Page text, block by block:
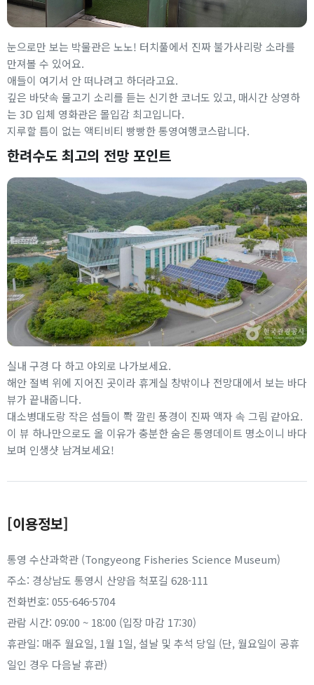
눈으로만 보는 박물관은 노노! 터치풀에서 진짜 불가사리랑 소라를
만져볼 수 있어요.
애들이 여기서 안 떠나려고 하더라고요.
깊은 바닷속 물고기 소리를 듣는 신기한 코너도 있고, 매시간 상영하
는 3D 입체 영화관은 몰입감 최고입니다.
지루할 틈이 없는 액티비티 빵빵한 통영여행코스랍니다.
한려수도 최고의 전망 포인트
실내 구경 다 하고 야외로 나가보세요.
해안 절벽 위에 지어진 곳이라 휴게실 창밖이나 전망대에서 보는 바다
뷰가 끝내줍니다.
대소병대도랑 작은 섬들이 쫙 깔린 풍경이 진짜 액자 속 그림 같아요.
이 뷰 하나만으로도 올 이유가 충분한 숨은 통영데이트 명소이니 바다
보며 인생샷 남겨보세요!
[이용정보]
통영 수산과학관 (Tongyeong Fisheries Science Museum)
주소: 경상남도 통영시 산양읍 척포길 628-111
전화번호: 055-646-5704
관람 시간: 09:00 ~ 18:00 (입장 마감 17:30)
휴관일: 매주 월요일, 1월 1일, 설날 및 추석 당일 (단, 월요일이 공휴
일인 경우 다음날 휴관)